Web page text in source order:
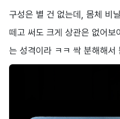
구성은 별 건 없는데, 몸체 비
떼고 써도 크게 상관은 없어
는 성격이라 ㅋㅋ 싹 분해해서